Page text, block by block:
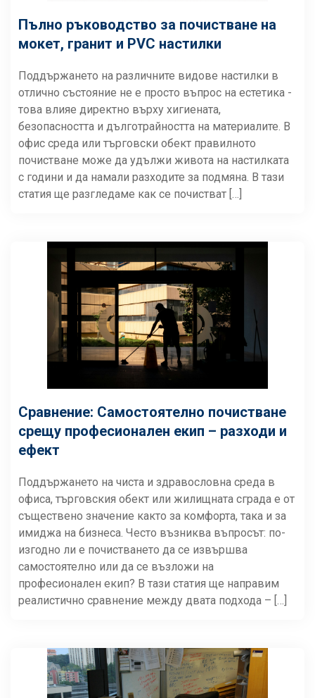
Пълно ръководство за почистване на
мокет, гранит и PVC настилки
Поддържането на различните видове настилки в
отлично състояние не е просто въпрос на естетика -
това влияе директно върху хигиената,
безопасността и дълготрайността на материалите. В
офис среда или търговски обект правилното
почистване може да удължи живота на настилката
с години и да намали разходите за подмяна. В тази
статия ще разгледаме как се почистват […]
Сравнение: Самостоятелно почистване
срещу професионален екип – разходи и
ефект
Поддържането на чиста и здравословна среда в
офиса, търговския обект или жилищната сграда е от
съществено значение както за комфорта, така и за
имиджа на бизнеса. Често възниква въпросът: по-
изгодно ли е почистването да се извършва
самостоятелно или да се възложи на
професионален екип? В тази статия ще направим
реалистично сравнение между двата подхода – […]